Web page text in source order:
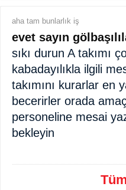
aha tam bunlarlık iş
evet sayın
sıkı durun A takımı
kabadayılıkla ilgili
takımını kurarlar en
becerirler orada
personeline mesai
bekleyin